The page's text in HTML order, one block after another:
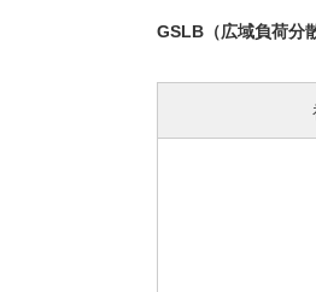
GSLB（広域負荷分